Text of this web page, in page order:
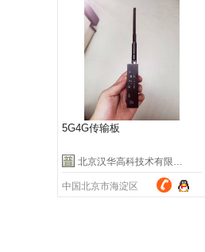
5G4G传输板
北京汉华高科技术有限公司
中国北京市海淀区